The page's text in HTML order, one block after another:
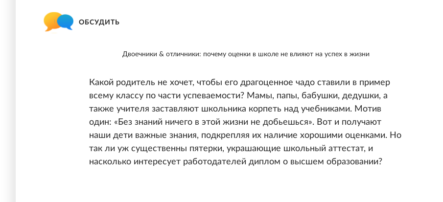
ОБСУДИТЬ
Двоечники & отличники: почему оценки в школе не влияют на успех в жизни
Какой родитель не хочет, чтобы его драгоценное чадо ставили в пример
всему классу по части успеваемости? Мамы, папы, бабушки, дедушки, а
также учителя заставляют школьника корпеть над учебниками. Мотив
один: «Без знаний ничего в этой жизни не добьешься». Вот и получают
наши дети важные знания, подкрепляя их наличие хорошими оценками. Но
так ли уж существенны пятерки, украшающие школьный аттестат, и
насколько интересует работодателей диплом о высшем образовании?